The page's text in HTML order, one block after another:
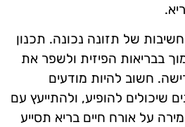
של תזונה נכונה. תכנון
בבריאות הפיזית ולשפר את
חשוב להיות מודעים
שיכולים להופיע, ולהתייעץ עם
על אורח חיים בריא תסייע